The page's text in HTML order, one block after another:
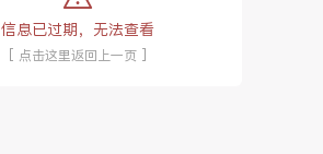
信息已过期，无法查看
[ 点击这里返回上一页 ]